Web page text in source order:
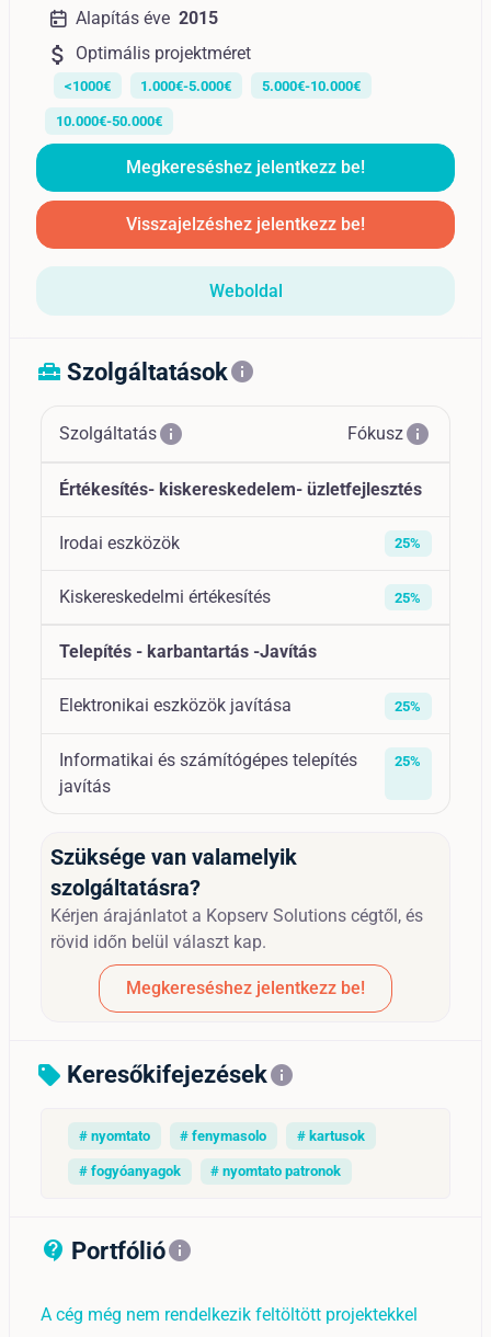
Alapítás éve 2015
attach_money Optimális projektméret
<1000€ 1.000€-5.000€ 5.000€-10.000€
10.000€-50.000€
Megkereséshez jelentkezz be!
Visszajelzéshez jelentkezz be!
Weboldal
home_repair_service Szolgáltatásokinfo
Szolgáltatásinfo Fókuszinfo
Értékesítés- kiskereskedelem- üzletfejlesztés
Irodai eszközök 25%
Kiskereskedelmi értékesítés 25%
Telepítés - karbantartás -Javítás
Elektronikai eszközök javítása 25%
Informatikai és számítógépes telepítés
javítás
25%
Szüksége van valamelyik
szolgáltatásra?
Kérjen árajánlatot a Kopserv Solutions cégtől, és
rövid időn belül választ kap.
Megkereséshez jelentkezz be!
sell Keresőkifejezésekinfo
# nyomtato # fenymasolo # kartusok
# fogyóanyagok # nyomtato patronok
contact_support_outline
Portfólióinfo
A cég még nem rendelkezik feltöltött projektekkel